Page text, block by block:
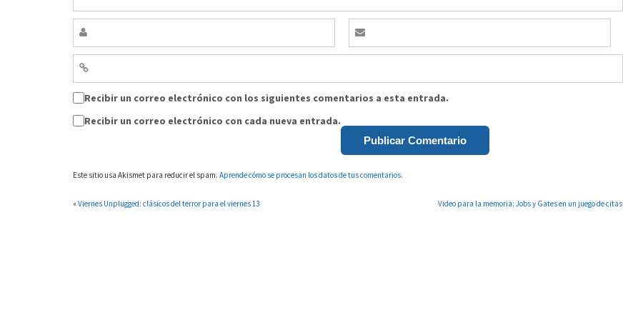
Recibir un correo electrónico con los siguientes comentarios a esta entrada.
Recibir un correo electrónico con cada nueva entrada.
Este sitio usa Akismet para reducir el spam. Aprende cómo se procesan los datos de tus comentarios.
«Viernes Unplugged: clásicos del terror para el viernes 13 Video para la memoria: Jobs y Gates en un juego de citas